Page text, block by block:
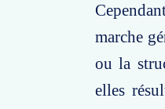
marche
ou la
elles